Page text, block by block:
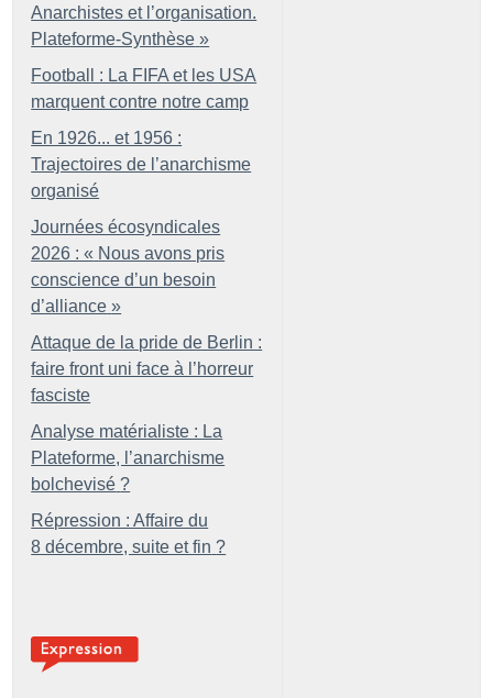
Anarchistes et l’organisation.
Plateforme-Synthèse »
Football : La FIFA et les USA
marquent contre notre camp
En 1926... et 1956 :
Trajectoires de l’anarchisme
organisé
Journées écosyndicales
2026 : « Nous avons pris
conscience d’un besoin
d’alliance »
Attaque de la pride de Berlin :
faire front uni face à l’horreur
fasciste
Analyse matérialiste : La
Plateforme, l’anarchisme
bolchevisé ?
Répression : Affaire du
8 décembre, suite et fin ?